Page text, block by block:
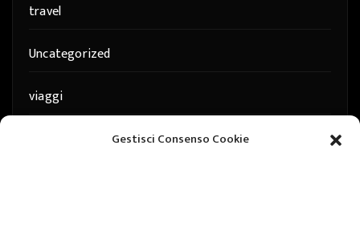
Gestisci Consenso Cookie
travel
Uncategorized
viaggi